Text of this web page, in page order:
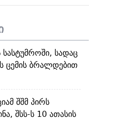
სადაც
ცემის ბრალდებით
შშმ პირს
შსს-ს 10 ათასის